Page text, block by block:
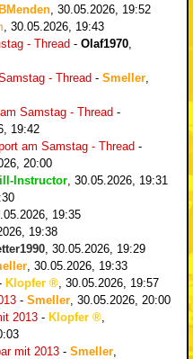
30.05.2026, 19:52
30.05.2026, 19:43
- Thread - Olaf1970
- Thread - Smeller
Samstag - Thread -
19:42
am Samstag - Thread -
20:00
Instructor 30.05.2026, 19:31
19:35
19:38
30.05.2026, 19:29
30.05.2026, 19:33
Klopfer
30.05.2026, 19:57
- Smeller 30.05.2026, 20:00
2013 - Klopfer
mit 2013 - Smeller